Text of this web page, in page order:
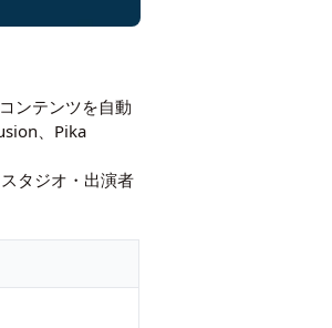
ンテンツを自動
、Pika
タジオ・出演者